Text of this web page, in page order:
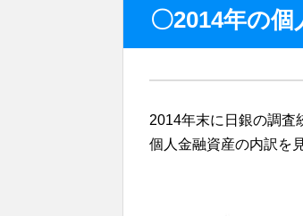
〇2014年の
2014年末に日銀の調査
個人金融資産の内訳を